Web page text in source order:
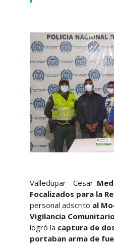
Valledupar - Cesar.
Focalizados para la
personal adscrito al
Vigilancia
logró la captura de
portaban arma de